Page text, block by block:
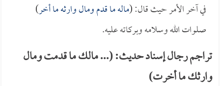
في آخر الأمر حيث قال: (ماله ما قدم ومال وارثه ما أخر)
صلوات الله وسلامه وبركاته عليه.
تراجم رجال إسناد حديث: (... مالك ما قدمت ومال
وارثك ما أخرت)